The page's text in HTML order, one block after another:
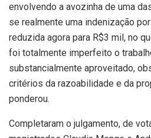
envolvendo a avozinha de uma
se realmente uma indenização
reduzida agora para R$3 mil, no
foi totalmente imperfeito o
substancialmente aproveitado,
critérios da razoabilidade e da
ponderou.
Completaram o julgamento, de